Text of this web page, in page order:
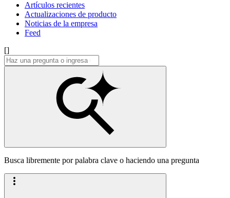
Artículos recientes
Actualizaciones de producto
Noticias de la empresa
Feed
[]
Busca libremente por palabra clave o haciendo una pregunta